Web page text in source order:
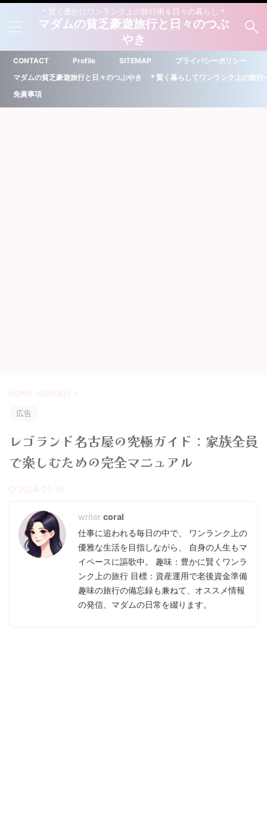
＊賢く豊かにワンランク上の旅行術＆日々の暮らし＊
マダムの貧乏豪遊旅行と日々のつぶ
やき
CONTACT Profile SITEMAP
プライバシーポリシー
マダムの貧乏豪遊旅行と日々のつぶやき ＊賢く暮らしてワンランク上の旅行
免責事項
HOME > 国内旅行 >
広告
レゴランド名古屋の究極ガイド：家族全員
で楽しむための完全マニュアル
2024-01-10
coral
仕事に追われる毎日の中で、 ワンランク上の
優雅な生活を目指しながら、 自身の人生もマ
イペースに謳歌中。 趣味：豊かに賢くワンラ
ンク上の旅行 目標：資産運用で老後資金準備
趣味の旅行の備忘録も兼ねて、オススメ情報
の発信、マダムの日常を綴ります。